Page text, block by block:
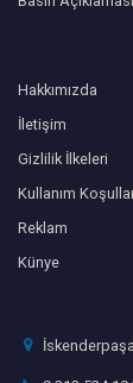
Hakkımızda
İletişim
Gizlilik İlkeleri
Kullanım
Reklam
Künye